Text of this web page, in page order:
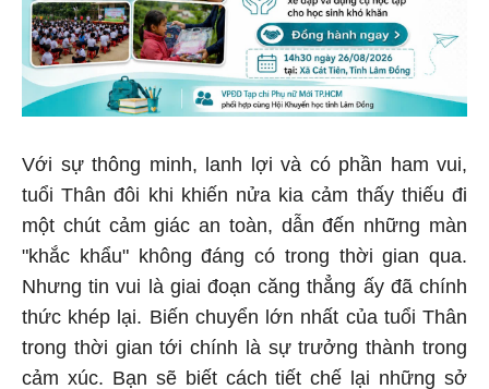
Với sự thông minh, lanh lợi và có phần ham vui,
tuổi Thân đôi khi khiến nửa kia cảm thấy thiếu đi
một chút cảm giác an toàn, dẫn đến những màn
"khắc khẩu" không đáng có trong thời gian qua.
Nhưng tin vui là giai đoạn căng thẳng ấy đã chính
thức khép lại. Biến chuyển lớn nhất của tuổi Thân
trong thời gian tới chính là sự trưởng thành trong
cảm xúc. Bạn sẽ biết cách tiết chế lại những sở